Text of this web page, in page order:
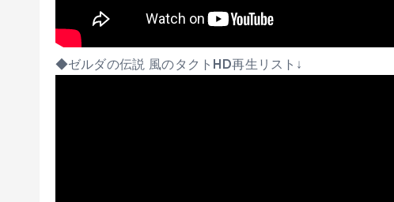
◆ゼルダの伝説 風のタクトHD再生リスト↓